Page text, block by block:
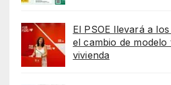
El PSOE llevará a
el cambio de
vivienda